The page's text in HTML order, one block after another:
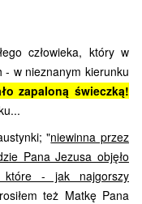
człowieka, który w
- w nieznanym kierunku
zapaloną świeczką!
"niewinna przez
Pana Jezusa objęło
które - jak najgorszy
też Matkę Pana